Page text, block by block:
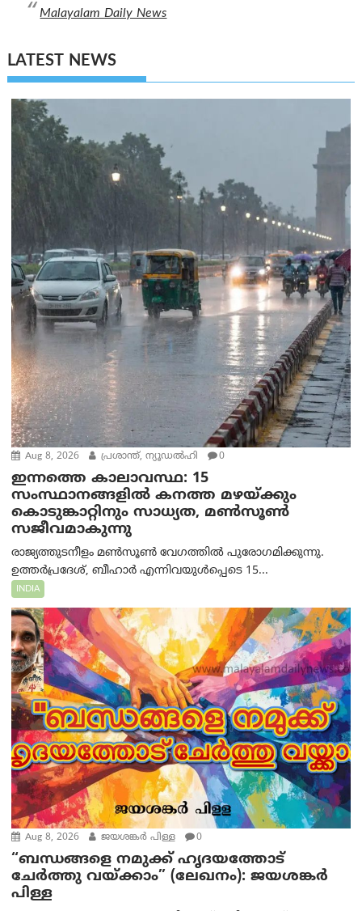
Malayalam Daily News
LATEST NEWS
Aug 8, 2026 പ്രശാന്ത്, ന്യൂഡല്‍ഹി 0
ഇന്നത്തെ കാലാവസ്ഥ: 15
സംസ്ഥാനങ്ങളിൽ കനത്ത മഴയ്ക്കും
കൊടുങ്കാറ്റിനും സാധ്യത, മൺസൂൺ
സജീവമാകുന്നു
രാജ്യത്തുടനീളം മൺസൂൺ വേഗത്തിൽ പുരോഗമിക്കുന്നു.
ഉത്തർപ്രദേശ്, ബീഹാർ എന്നിവയുൾപ്പെടെ 15...
INDIA
Aug 8, 2026 ജയശങ്കര്‍ പിള്ള 0
“ബന്ധങ്ങളെ നമുക്ക് ഹൃദയത്തോട്
ചേർത്തു വയ്ക്കാം” (ലേഖനം): ജയശങ്കര്‍
പിള്ള